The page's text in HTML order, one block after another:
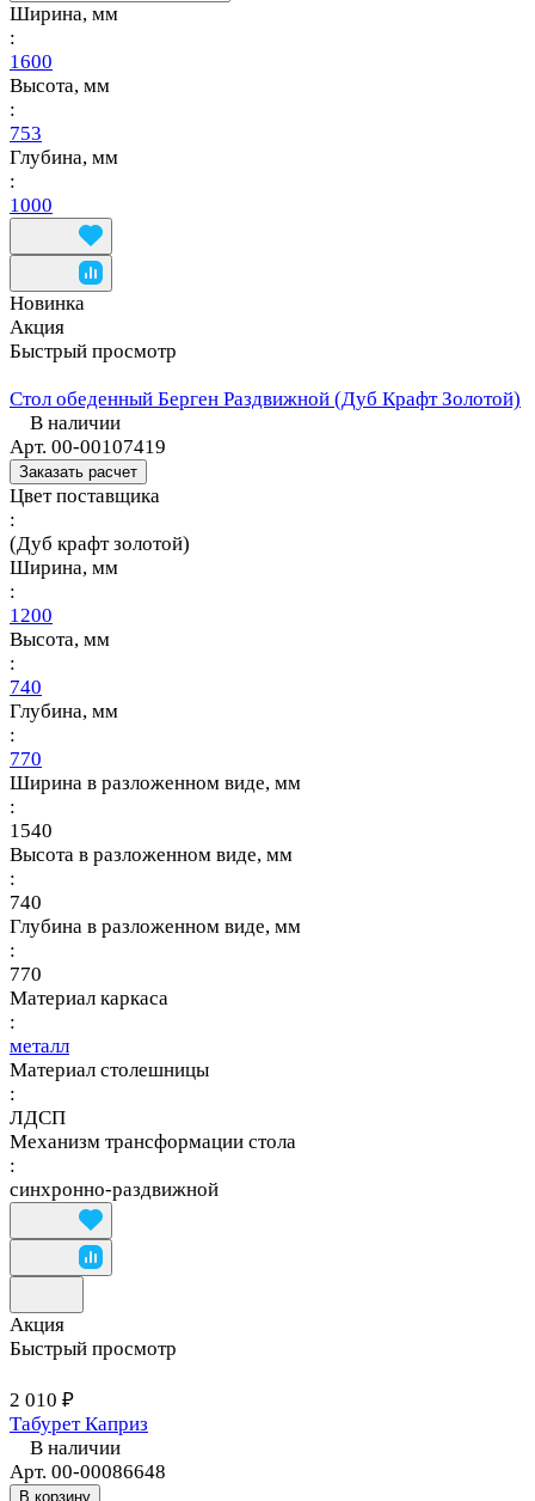
Ширина, мм
:
1600
Высота, мм
:
753
Глубина, мм
:
1000
Новинка
Акция
Быстрый просмотр
Стол обеденный Берген Раздвижной (Дуб Крафт Золотой)
В наличии
Арт. 00-00107419
Заказать расчет
Цвет поставщика
:
(Дуб крафт золотой)
Ширина, мм
:
1200
Высота, мм
:
740
Глубина, мм
:
770
Ширина в разложенном виде, мм
:
1540
Высота в разложенном виде, мм
:
740
Глубина в разложенном виде, мм
:
770
Материал каркаса
:
металл
Материал столешницы
:
ЛДСП
Механизм трансформации стола
:
синхронно-раздвижной
Акция
Быстрый просмотр
2 010 ₽
Табурет Каприз
В наличии
Арт. 00-00086648
В корзину